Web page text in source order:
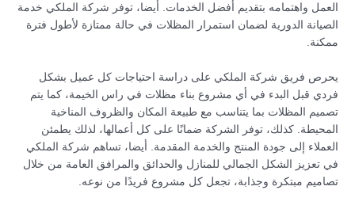
العمل واهتمامه بتقديم أفضل الخدمات. أيضا، توفر شركة الملكي خدمة
الصيانة الدورية لضمان استمرار المظلات في حالة ممتازة لأطول فترة
ممكنة.
يحرص فريق شركة الملكي على دراسة احتياجات كل عميل بشكل
فردي قبل البدء في أي مشروع بناء مظلات في راس الخيمة، كما يتم
تصميم المظلات بما يتناسب مع طبيعة المكان والظروف المناخية
المحيطة. كذلك، توفر الشركة ضمانًا على كل أعمالها، لذلك يطمئن
العملاء إلى جودة المنتج والخدمة المقدمة. أيضا، تساهم شركة الملكي
في تعزيز الشكل الجمالي للمنازل والحدائق والمرافق العامة من خلال
تصاميم مبتكرة وجذابة، تجعل كل مشروع فريدًا من نوعه.